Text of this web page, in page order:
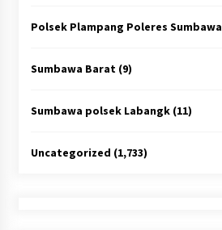
Polsek Plampang Poleres Sumbawa
Sumbawa Barat(9)
Sumbawa polsek Labangk(11)
Uncategorized (1,733)